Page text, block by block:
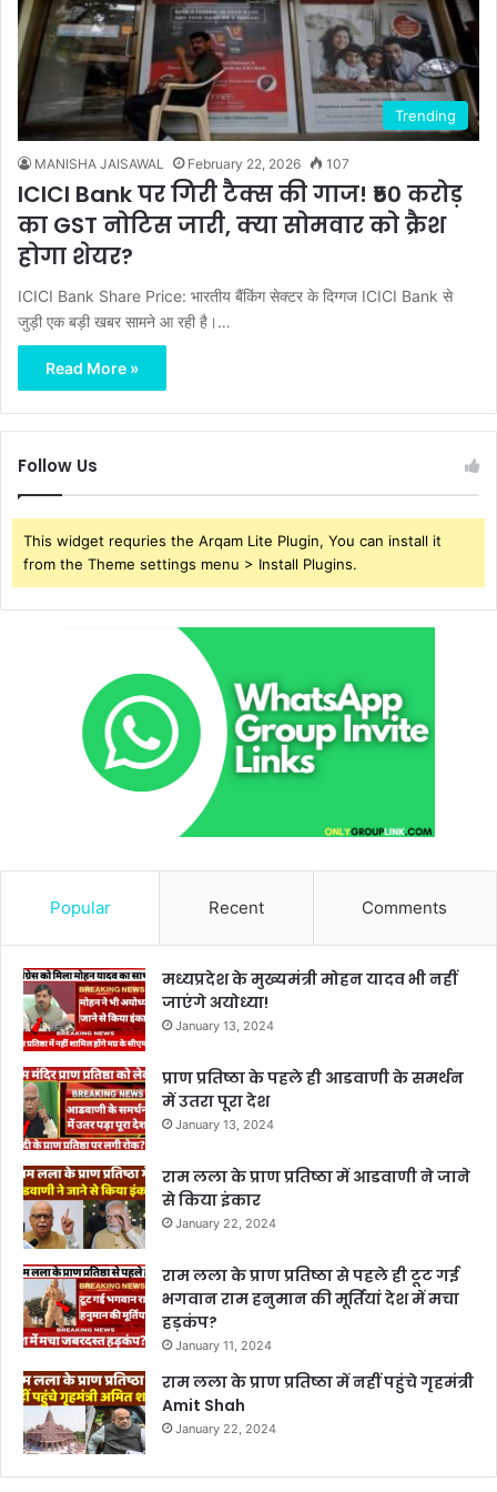
Trending
MANISHA JAISAWAL February 22, 2026 107
ICICI Bank पर गिरी टैक्स की गाज! ₹50 करोड़
का GST नोटिस जारी, क्या सोमवार को क्रैश
होगा शेयर?
ICICI Bank Share Price: भारतीय बैंकिंग सेक्टर के दिग्गज ICICI Bank से
जुड़ी एक बड़ी खबर सामने आ रही है।…
Read More »
Follow Us
This widget requries the Arqam Lite Plugin, You can install it
from the Theme settings menu > Install Plugins.
Popular Recent Comments
मध्यप्रदेश के मुख्यमंत्री मोहन यादव भी नहीं
जाएंगे अयोध्या!
January 13, 2024
प्राण प्रतिष्ठा के पहले ही आडवाणी के समर्थन
में उतरा पूरा देश
January 13, 2024
राम लला के प्राण प्रतिष्ठा में आडवाणी ने जाने
से किया इंकार
January 22, 2024
राम लला के प्राण प्रतिष्ठा से पहले ही टूट गई
भगवान राम हनुमान की मूर्तियां देश में मचा
हड़कंप?
January 11, 2024
राम लला के प्राण प्रतिष्ठा में नहीं पहुंचे गृहमंत्री
Amit Shah
January 22, 2024